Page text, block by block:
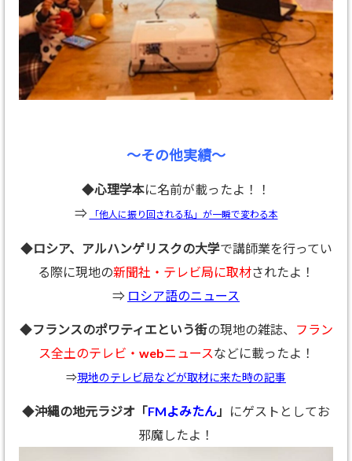
～その他実績～
◆心理学本に名前が載ったよ！！
⇒
「他人に振り回される私」が一瞬で変わる本
◆ロシア、アルハンゲリスクの大学で講師業を行ってい
る際に現地の新聞社・テレビ局に取材されたよ！
⇒ ロシア語のニュース
◆フランスのポワティエという街の現地の雑誌、
フラン
ス全土のテレビ・webニュース などに載ったよ！
⇒現地のテレビ局などが取材に来た時の記事
◆沖縄の地元ラジオ「FMよみたん 」
にゲストとしてお
邪魔したよ！